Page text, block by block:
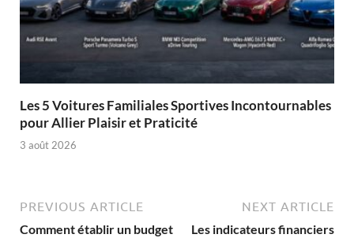
Les 5 Voitures Familiales Sportives Incontournables
pour Allier Plaisir et Praticité
3 août 2026
PREVIOUS ARTICLE
Comment établir un budget
NEXT ARTICLE
Les indicateurs financiers